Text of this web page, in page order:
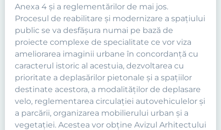
Anexa 4 şi a reglementărilor de mai jos.
Procesul de reabilitare şi modernizare a spaţiului
public se va desfăşura numai pe bază de
proiecte complexe de specialitate ce vor viza
ameliorarea imaginii urbane în concordanţă cu
caracterul istoric al acestuia, dezvoltarea cu
prioritate a deplasărilor pietonale şi a spaţiilor
destinate acestora, a modalităţilor de deplasare
velo, reglementarea circulaţiei autovehiculelor şi
a parcării, organizarea mobilierului urban şi a
vegetaţiei. Acestea vor obține Avizul Arhitectului